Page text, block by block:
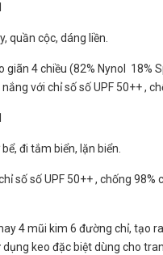
quần cộc, dáng liền.
giãn 4 chiều (82% Nynol 18%
nắng với chỉ số số UPF 50++ ,
đi tắm biển, lặn biển.
số số UPF 50++ , chống 98%
4 mũi kim 6 đường chỉ, tạo
dụng keo đặc biệt dùng cho